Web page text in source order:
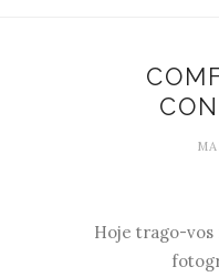
Hoje trago-vos